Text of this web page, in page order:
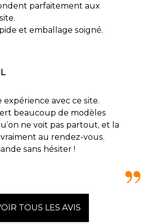
parfaitement aux
et emballage soigné.
expérience avec ce site.
beaucoup de modèles
ne voit pas partout, et la
au rendez-vous.
sans hésiter !
TOUS LES AVIS